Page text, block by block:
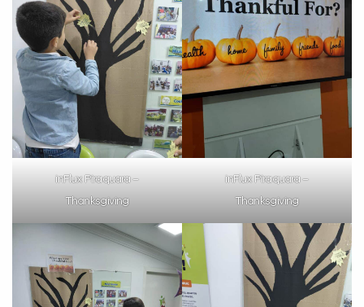
inFlux Piraquara –
Thanksgiving
inFlux Piraquara –
Thanksgiving